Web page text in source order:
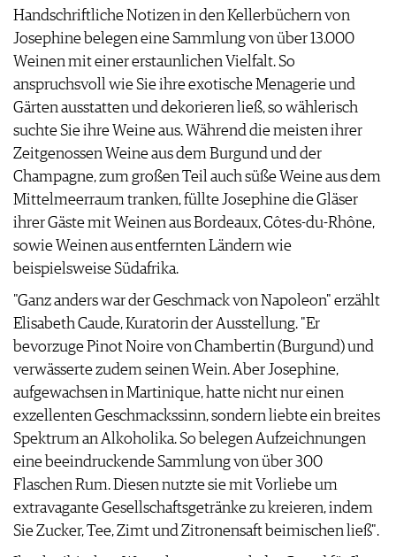
JOBS
PRESSE
Handschriftliche Notizen in den Kellerbüchern von
Josephine belegen eine Sammlung von über 13.000
Weinen mit einer erstaunlichen Vielfalt. So
anspruchsvoll wie Sie ihre exotische Menagerie und
Gärten ausstatten und dekorieren ließ, so wählerisch
suchte Sie ihre Weine aus. Während die meisten ihrer
Zeitgenossen Weine aus dem Burgund und der
Champagne, zum großen Teil auch süße Weine aus dem
Mittelmeerraum tranken, füllte Josephine die Gläser
ihrer Gäste mit Weinen aus Bordeaux, Côtes-du-Rhône,
sowie Weinen aus entfernten Ländern wie
beispielsweise Südafrika.
"Ganz anders war der Geschmack von Napoleon" erzählt
Elisabeth Caude, Kuratorin der Ausstellung. "Er
bevorzuge Pinot Noire von Chambertin (Burgund) und
verwässerte zudem seinen Wein. Aber Josephine,
aufgewachsen in Martinique, hatte nicht nur einen
exzellenten Geschmackssinn, sondern liebte ein breites
Spektrum an Alkoholika. So belegen Aufzeichnungen
eine beeindruckende Sammlung von über 300
Flaschen Rum. Diesen nutzte sie mit Vorliebe um
extravagante Gesellschaftsgetränke zu kreieren, indem
Sie Zucker, Tee, Zimt und Zitronensaft beimischen ließ".